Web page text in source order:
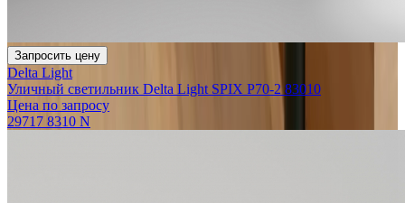
Запросить цену
Delta Light
Уличный светильник Delta Light SPIX P70-2 83010
Цена по запросу
29717 8310 N